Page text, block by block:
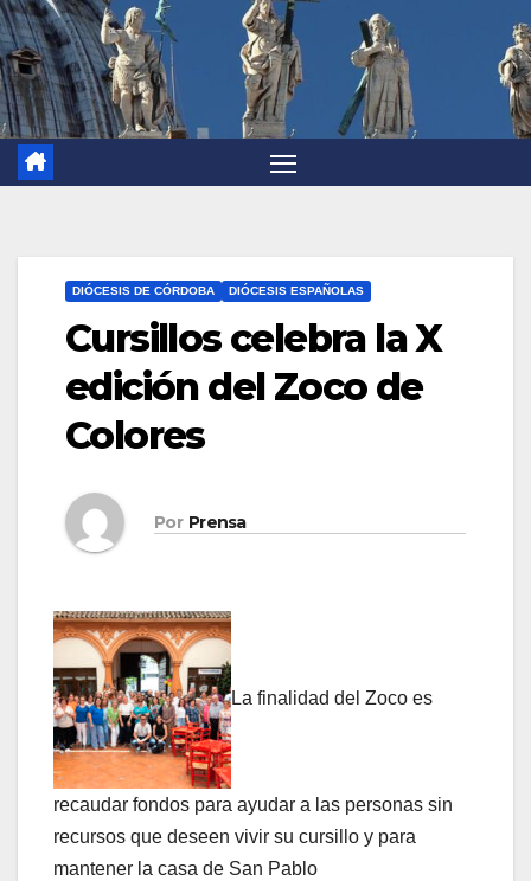
DIÓCESIS DE CÓRDOBA DIÓCESIS ESPAÑOLAS
Cursillos celebra la X
edición del Zoco de
Colores
Por Prensa
La finalidad del Zoco es
recaudar fondos para ayudar a las personas sin
recursos que deseen vivir su cursillo y para
mantener la casa de San Pablo